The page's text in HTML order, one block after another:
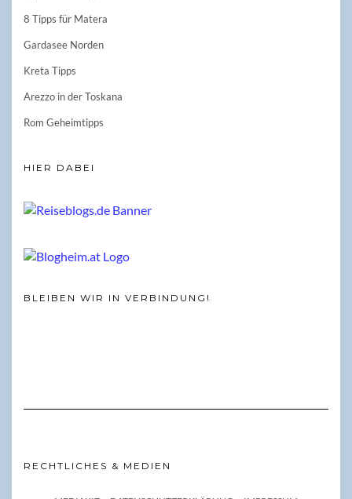
8 Tipps für Matera
Gardasee Norden
Kreta Tipps
Arezzo in der Toskana
Rom Geheimtipps
HIER DABEI
BLEIBEN WIR IN VERBINDUNG!
RECHTLICHES & MEDIEN